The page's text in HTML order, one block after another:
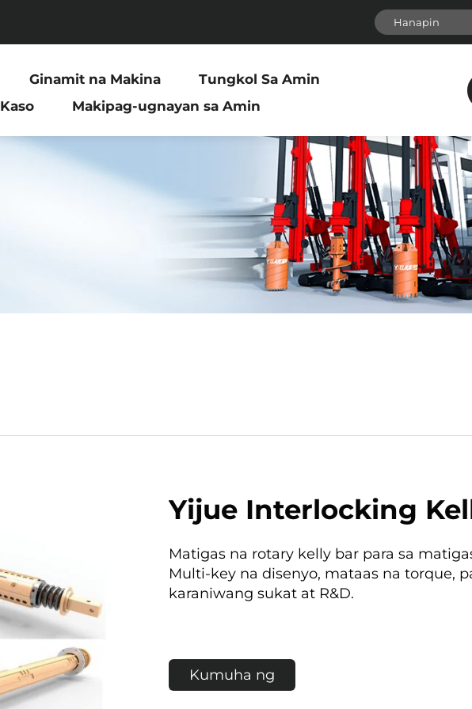
Ginamit na Makina
Tungkol Sa Amin
Kaso Makipag-ugnayan sa Amin
Yijue Interlocking
Matigas na rotary kelly bar para sa
Multi-key na disenyo, mataas na torque,
karaniwang sukat at R&D.
Kumuha ng